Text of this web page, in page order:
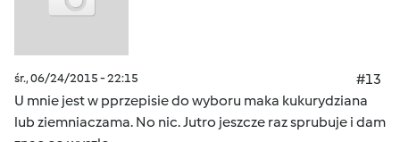
śr., 06/24/2015 - 22:15
#13
U mnie jest w pprzepisie do wyboru maka kukurydziana
lub ziemniaczama. No nic. Jutro jeszcze raz sprubuje i dam